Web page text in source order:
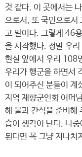
것 같다. 이 곳에서는
으로서, 또 국민으로서
고 말이다. 그렇게 46
을 시작했다. 정말 우
현실 앞에서 우리 108
우리가 행군을 하면서
이 되어주신 분들이 계
지역 재향군인회 어머
해 물과 간식을 준비해
습이 생각이 난다. 나중
된다면 꼭 그냥 지나치